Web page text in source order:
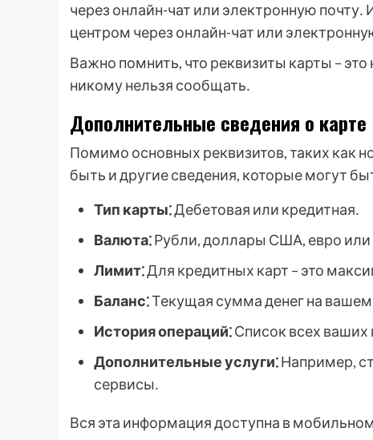
через онлайн-чат или электронную
центром через онлайн-чат или
Важно помнить, что реквизиты карты –
никому нельзя сообщать․
Дополнительные сведения о карте
Помимо основных реквизитов, таких как
быть и другие сведения, которые могут
Тип карты⁚Дебетовая или кредитная․
Валюта⁚Рубли, доллары США, евро или
Лимит⁚Для кредитных карт – это
Баланс⁚Текущая сумма денег на вашем
История операций⁚Список всех ваших
Дополнительные услуги⁚Например,
сервисы․
Вся эта информация доступна в